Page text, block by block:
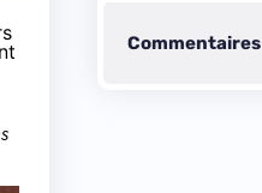
Commentaires